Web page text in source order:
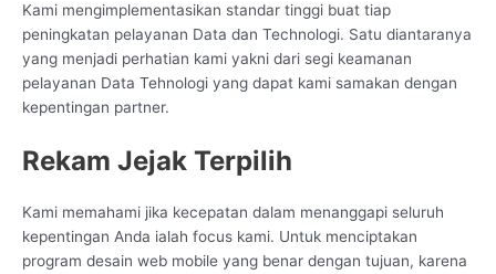
Kami mengimplementasikan standar tinggi buat tiap
peningkatan pelayanan Data dan Technologi. Satu diantaranya
yang menjadi perhatian kami yakni dari segi keamanan
pelayanan Data Tehnologi yang dapat kami samakan dengan
kepentingan partner.
Rekam Jejak Terpilih
Kami memahami jika kecepatan dalam menanggapi seluruh
kepentingan Anda ialah focus kami. Untuk menciptakan
program desain web mobile yang benar dengan tujuan, karena